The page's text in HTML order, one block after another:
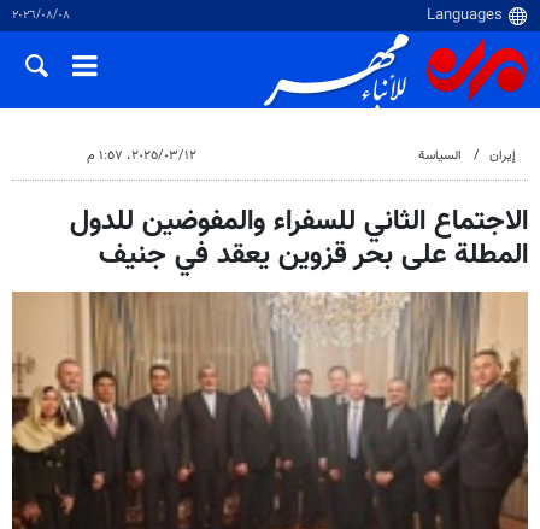
٠٨‏/٠٨‏/٢٠٢٦
إيران السياسة ١٢‏/٠٣‏/٢٠٢٥، ١:٥٧ م
الاجتماع الثاني للسفراء والمفوضين للدول
المطلة على بحر قزوين يعقد في جنيف